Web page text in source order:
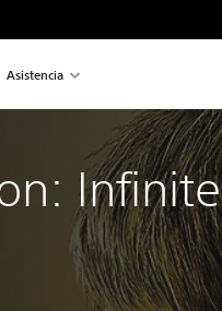
Asistencia
Infinite